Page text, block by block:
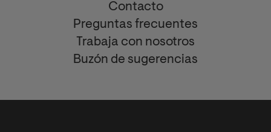
Contacto
Preguntas frecuentes
Trabaja con nosotros
Buzón de sugerencias